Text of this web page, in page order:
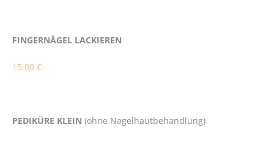
FINGERNÄGEL LACKIEREN
15.00 €
PEDIKÜRE KLEIN (ohne Nagelhautbehandlung)